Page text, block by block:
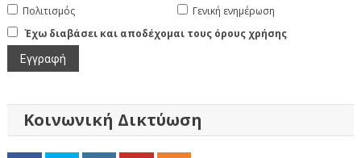
Πολιτισμός
Γενική ενημέρωση
Έχω διαβάσει και αποδέχομαι τους όρους χρήσης
Κοινωνική Δικτύωση